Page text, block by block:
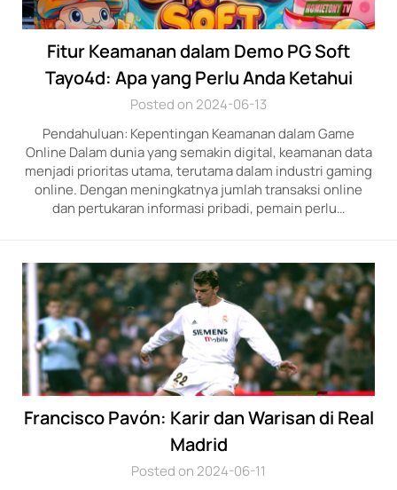
Fitur Keamanan dalam Demo PG Soft
Tayo4d: Apa yang Perlu Anda Ketahui
Posted on 2024-06-13
Pendahuluan: Kepentingan Keamanan dalam Game
Online Dalam dunia yang semakin digital, keamanan data
menjadi prioritas utama, terutama dalam industri gaming
online. Dengan meningkatnya jumlah transaksi online
dan pertukaran informasi pribadi, pemain perlu…
Francisco Pavón: Karir dan Warisan di Real
Madrid
Posted on 2024-06-11